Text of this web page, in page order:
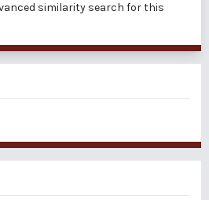
similarity search for this